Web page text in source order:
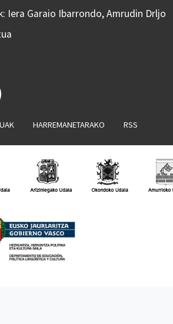
Iera Garaio Ibarrondo, Amrudin Drljo
HARREMANETARAKO RSS